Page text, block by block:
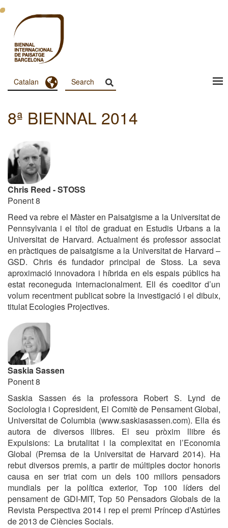
Vés
contingut
Menu
Principal
Dashboard
Catalan Toggle Dropdown
8ª BIENNAL 2014
Chris Reed - STOSS
Ponent 8
Reed va rebre el Màster en Paisatgisme a la Universitat de
Pennsylvania i el títol de graduat en Estudis Urbans a la
Universitat de Harvard. Actualment és professor associat
en pràctiques de paisatgisme a la Universitat de Harvard –
GSD. Chris és fundador principal de Stoss. La seva
aproximació innovadora i híbrida en els espais públics ha
estat reconeguda internacionalment. Ell és coeditor d’un
volum recentment publicat sobre la investigació i el dibuix,
titulat Ecologies Projectives.
Saskia Sassen
Ponent 8
Saskia Sassen és la professora Robert S. Lynd de
Sociologia i Copresident, El Comitè de Pensament Global,
Universitat de Columbia (www.saskiasassen.com). Ella és
autora de diversos llibres. El seu pròxim llibre és
Expulsions: La brutalitat i la complexitat en l’Economia
Global (Premsa de la Universitat de Harvard 2014). Ha
rebut diversos premis, a partir de múltiples doctor honoris
causa en ser triat com un dels 100 millors pensadors
mundials per la política exterior, Top 100 líders del
pensament de GDI-MIT, Top 50 Pensadors Globals de la
Revista Perspectiva 2014 i rep el premi Príncep d’Astúries
de 2013 de Ciències Socials.